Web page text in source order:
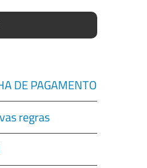
DE PAGAMENTO
regras